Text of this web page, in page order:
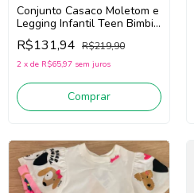
Conjunto Casaco Moletom e
Legging Infantil Teen Bimbi
FA801 (Preto)
R$131,94 R$219,90
2 x de R$65,97 sem juros
Comprar